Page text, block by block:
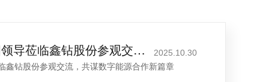
北京都市能源集团领导莅临鑫钻股份参观交流，共谋数字能源合作新篇章 2025.10.30
鑫钻股份参观交流，共谋数字能源合作新篇章